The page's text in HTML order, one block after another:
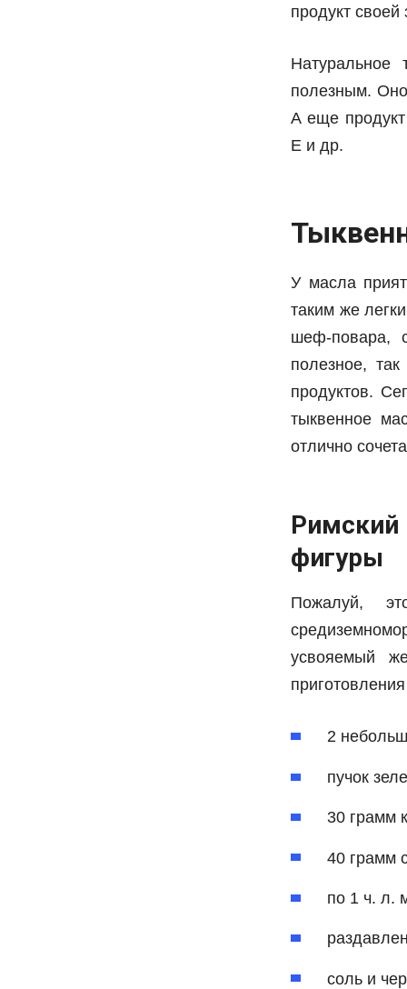
продукт своей
Натуральное
полезным.
А еще
E и др.
У масла
таким же
шеф-повара,
полезное,
продуктов.
тыквенное
отлично
фигуры
Пожалуй,
усвояемый
2
пучок
30 грамм
40 грамм
по 1 ч. л.
соль и